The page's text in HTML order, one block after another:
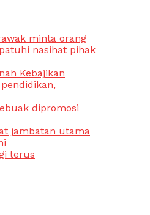
minta orang
nasihat pihak
Kebajikan
dipromosi
jambatan utama
terus